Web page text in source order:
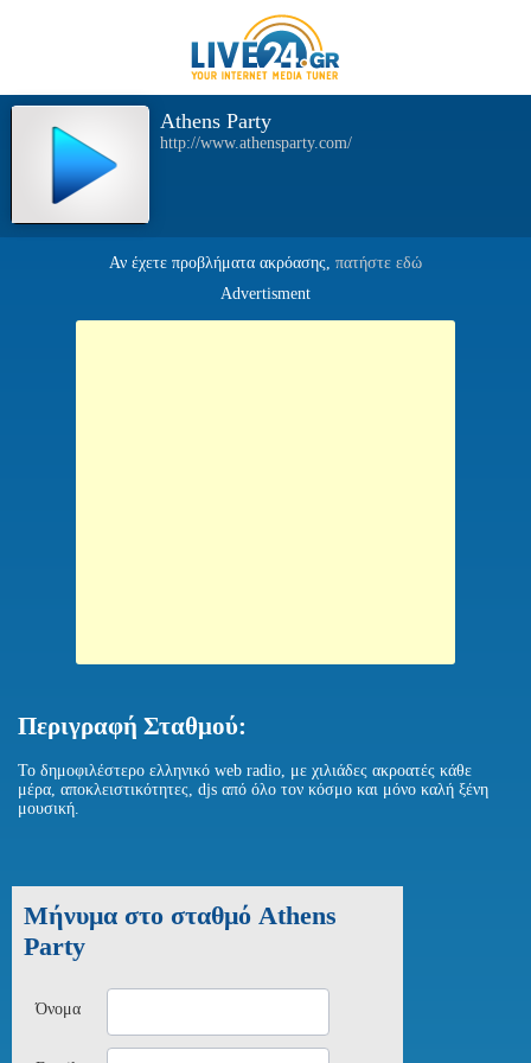
Athens Party
http://www.athensparty.com/
Αν έχετε προβλήματα ακρόασης, πατήστε εδώ
Advertisment
Περιγραφή Σταθμού:
Το δημοφιλέστερο ελληνικό web radio, με χιλιάδες ακροατές κάθε
μέρα, αποκλειστικότητες, djs από όλο τον κόσμο και μόνο καλή ξένη
μουσική.
Μήνυμα στο σταθμό Athens
Party
Όνομα